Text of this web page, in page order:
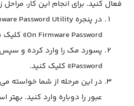
فعال کنید. برای انجام این کار، مراحل
On Firmware Password» کلیک نمایید.
Password» کلیک کنید.
در این مرحله از شما خواسته
عبور را دوباره وارد کنید.